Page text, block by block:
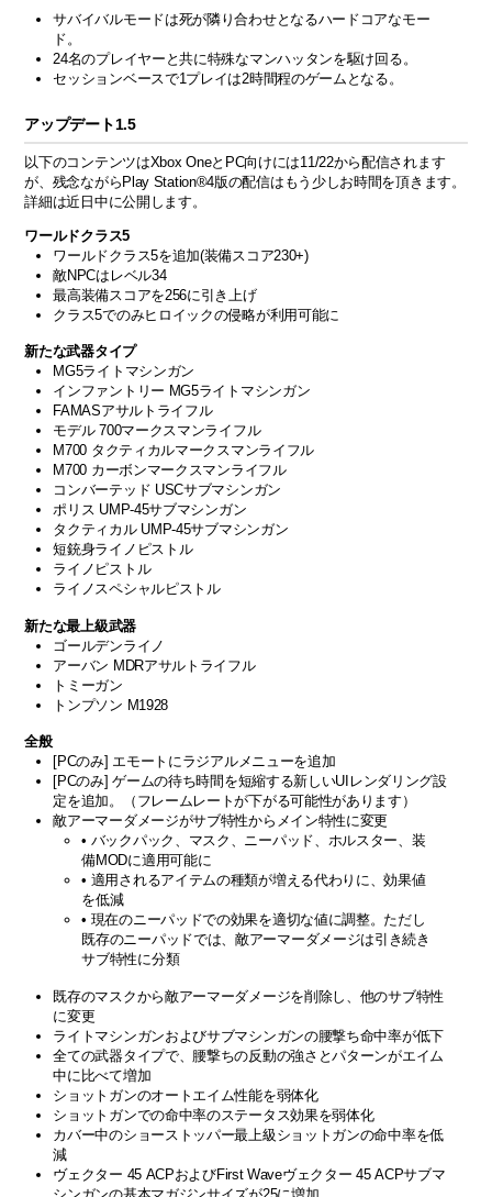
サバイバルモードは死が隣り合わせとなるハードコアなモー
ド。
24名のプレイヤーと共に特殊なマンハッタンを駆け回る。
セッションベースで1プレイは2時間程のゲームとなる。
アップデート1.5
以下のコンテンツはXbox OneとPC向けには11/22から配信されます
が、残念ながらPlay Station®4版の配信はもう少しお時間を頂きます。
詳細は近日中に公開します。
ワールドクラス5
ワールドクラス5を追加(装備スコア230+)
敵NPCはレベル34
最高装備スコアを256に引き上げ
クラス5でのみヒロイックの侵略が利用可能に
新たな武器タイプ
MG5ライトマシンガン
インファントリー MG5ライトマシンガン
FAMASアサルトライフル
モデル 700マークスマンライフル
M700 タクティカルマークスマンライフル
M700 カーボンマークスマンライフル
コンバーテッド USCサブマシンガン
ポリス UMP-45サブマシンガン
タクティカル UMP-45サブマシンガン
短銃身ライノピストル
ライノピストル
ライノスペシャルピストル
新たな最上級武器
ゴールデンライノ
アーバン MDRアサルトライフル
トミーガン
トンプソン M1928
全般
[PCのみ] エモートにラジアルメニューを追加
[PCのみ] ゲームの待ち時間を短縮する新しいUIレンダリング設
定を追加。（フレームレートが下がる可能性があります）
敵アーマーダメージがサブ特性からメイン特性に変更
• バックパック、マスク、ニーパッド、ホルスター、装
備MODに適用可能に
• 適用されるアイテムの種類が増える代わりに、効果値
を低減
• 現在のニーパッドでの効果を適切な値に調整。ただし
既存のニーパッドでは、敵アーマーダメージは引き続き
サブ特性に分類
既存のマスクから敵アーマーダメージを削除し、他のサブ特性
に変更
ライトマシンガンおよびサブマシンガンの腰撃ち命中率が低下
全ての武器タイプで、腰撃ちの反動の強さとパターンがエイム
中に比べて増加
ショットガンのオートエイム性能を弱体化
ショットガンでの命中率のステータス効果を弱体化
カバー中のショーストッパー最上級ショットガンの命中率を低
減
ヴェクター 45 ACPおよびFirst Waveヴェクター 45 ACPサブマ